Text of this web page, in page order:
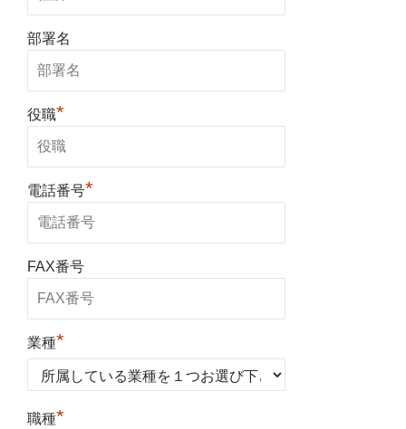
部署名
役職*
電話番号*
FAX番号
業種*
職種*